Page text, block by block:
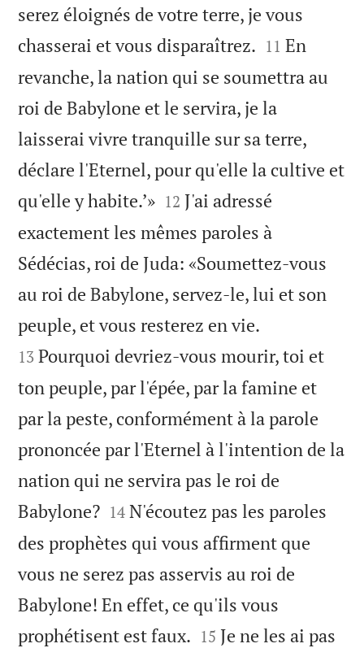
serez éloignés de votre terre, je vous
chasserai et vous disparaîtrez. 

11 En
revanche, la nation qui se soumettra au
roi de Babylone et le servira, je la
laisserai vivre tranquille sur sa terre,
déclare l'Eternel, pour qu'elle la cultive et
qu'elle y habite.’»
12 J'ai adressé
exactement les mêmes paroles à
Sédécias, roi de Juda: «Soumettez-vous
au roi de Babylone, servez-le, lui et son
peuple, et vous resterez en vie.
13 Pourquoi devriez-vous mourir, toi et
ton peuple, par l'épée, par la famine et
par la peste, conformément à la parole
prononcée par l'Eternel à l'intention de la
nation qui ne servira pas le roi de
Babylone?
14 N'écoutez pas les paroles
des prophètes qui vous affirment que
vous ne serez pas asservis au roi de
Babylone! En effet, ce qu'ils vous
prophétisent est faux. 

15 Je ne les ai pas